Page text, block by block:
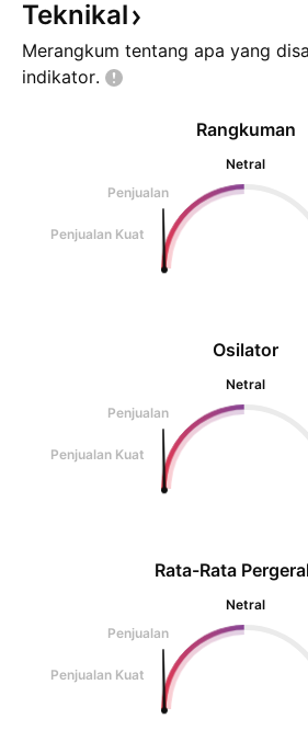
Teknikal
Merangkum tentang apa yang
indikator.
Osilator
Netral
Penjualan
Penjualan Kuat
Rangkuman
Netral
Penjualan
Penjualan Kuat
Rata-Rata
Netral
Penjualan
Penjualan Kuat